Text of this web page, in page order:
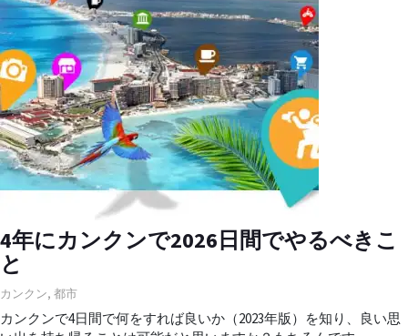
4年にカンクンで2026日間でやるべきこ
と
カンクン, 都市
カンクンで4日間で何をすれば良いか（2023年版）を知り、良い思